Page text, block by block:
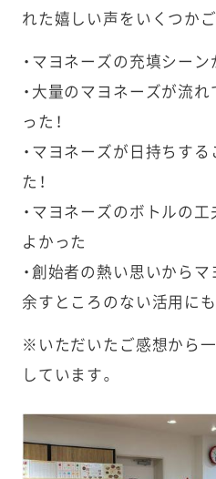
れた嬉しい声をいくつかご
・マヨネーズの充填シー
・大量のマヨネーズが流
った！
・マヨネーズが日持ちす
た！
・マヨネーズのボトルの
よかった
・創始者の熱い思いから
余すところのない活用に
※いただいたご感想から
しています。